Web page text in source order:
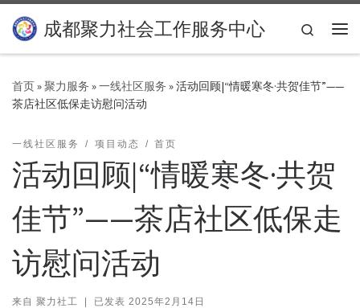
Skip to content
成都聚力社会工作服务中心
Search
首页»聚力服务 »一线社区服务 »活动回顾|“情暖寒冬·共贺佳节”——
茶店社区低保走访慰问活动
一线社区服务 项目动态 首页
活动回顾|“情暖寒冬·共贺
佳节”——茶店社区低保走
访慰问活动
来自 聚力社工 | 已发表 2025年2月14日